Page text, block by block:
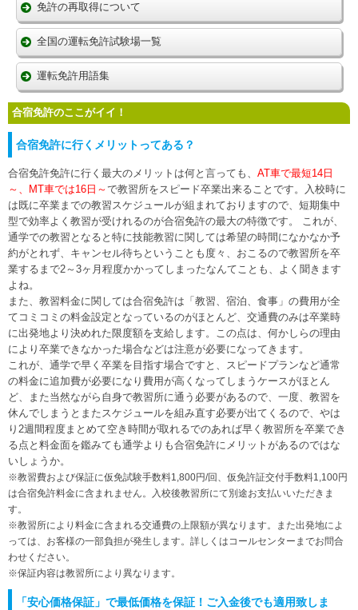
免許の再取得について
全国の運転免許試験場一覧
運転免許用語集
合宿免許のここがイイ！
合宿免許に行くメリットってある？
合宿免許免許に行く最大のメリットは何と言っても、 AT車で最短14日
～、MT車では16日～で教習所をスピード卒業出来ることです。入校時に
は既に卒業までの教習スケジュールが組まれておりますので、短期集中
型で効率よく教習が受けれるのが合宿免許の最大の特徴です。 これが、
通学での教習となると特に技能教習に関しては希望の時間になかなか予
約がとれず、キャンセル待ちということも度々、おこるので教習所を卒
業するまで2～3ヶ月程度かかってしまったなんてことも、よく聞きます
よね。
また、教習料金に関しては合宿免許は「教習、宿泊、食事」の費用が全
てコミコミの料金設定となっているのがほとんど、交通費のみは卒業時
に出発地より決めれた限度額を支給します。この点は、何かしらの理由
により卒業できなかった場合などは注意が必要になってきます。
これが、通学で早く卒業を目指す場合ですと、スピードプランなど通常
の料金に追加費が必要になり費用が高くなってしまうケースがほとん
ど、また当然ながら自身で教習所に通う必要があるので、一度、教習を
休んでしまうとまたスケジュールを組み直す必要が出てくるので、やは
り2週間程度まとめて空き時間が取れるでのあれば早く教習所を卒業でき
る点と料金面を鑑みても通学よりも合宿免許にメリットがあるのではな
いしょうか。
※教習費および保証に仮免試験手数料1,800円/回、仮免許証交付手数料1,100円
は合宿免許料金に含まれません。入校後教習所にて別途お支払いいただきま
す。
※教習所により料金に含まれる交通費の上限額が異なります。また出発地によ
っては、お客様の一部負担が発生します。詳しくはコールセンターまでお問合
わせください。
※保証内容は教習所により異なります。
「安心価格保証」で最低価格を保証！ご入金後でも適用致しま